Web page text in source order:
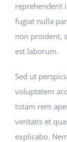
reprehenderit
fugiat nulla
non proident,
est laborum.
Sed ut
voluptatem
totam rem
veritatis et
explicabo.